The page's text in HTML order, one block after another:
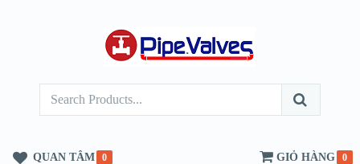
QUAN TÂM 0 GIỎ HÀNG 0